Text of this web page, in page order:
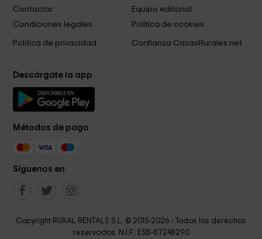
Contactar
Equipo editorial
Condiciones legales
Política de cookies
Política de privacidad Confianza CasasRurales.net
Descárgate la app
Métodos de pago
Síguenos en
Copyright RURAL RENTALS S.L. © 2015-2026 - Todos los derechos
reservados. N.I.F.: ESB-87248290